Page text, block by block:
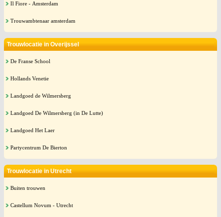
Il Fiore - Amsterdam
Trouwambtenaar amsterdam
Trouwlocatie in Overijssel
De Franse School
Hollands Venetie
Landgoed de Wilmersberg
Landgoed De Wilmersberg (in De Lutte)
Landgoed Het Laer
Partycentrum De Bierton
Trouwlocatie in Utrecht
Buiten trouwen
Castellum Novum - Utrecht